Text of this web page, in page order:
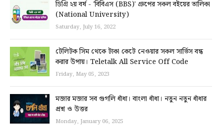
ডিগ্রি ২য় বর্ষ - 'বিবিএস (BBS)' গ্রুপের সকল বইয়ের তালিকা
(National University)
Saturday, July 16, 2022
টেলিটক সিম থেকে টাকা কেটে নেওয়ার সকল সার্ভিস বন্ধ
করার উপায়। Teletalk All Service Off Code
Friday, May 05, 2023
মজার মজার সব গুগলি ধাঁধা। বাংলা ধাঁধা। নতুন নতুন ধাঁধার
প্রশ্ন ও উত্তর
Monday, January 06, 2025